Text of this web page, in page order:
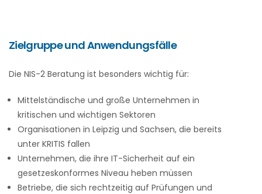
Zielgruppe und Anwendungsfälle
Die NIS-2 Beratung ist besonders wichtig für:
Mittelständische und große Unternehmen in
kritischen und wichtigen Sektoren
Organisationen in Leipzig und Sachsen, die bereits
unter KRITIS fallen
Unternehmen, die ihre IT-Sicherheit auf ein
gesetzeskonformes Niveau heben müssen
Betriebe, die sich rechtzeitig auf Prüfungen und